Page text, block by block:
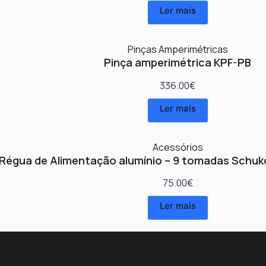
Ler mais
Pinças Amperimétricas
Pinça amperimétrica KPF-PB
336.00€
Ler mais
Acessórios
Régua de Alimentação alumínio – 9 tomadas
75.00€
Ler mais